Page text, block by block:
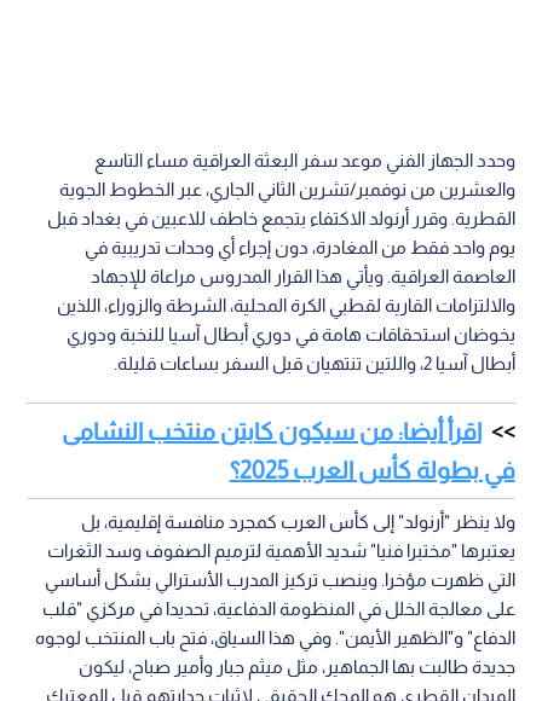
وحدد الجهاز الفني موعد سفر البعثة العراقية مساء التاسع
والعشرين من نوفمبر/تشرين الثاني الجاري، عبر الخطوط الجوية
القطرية. وقرر أرنولد الاكتفاء بتجمع خاطف للاعبين في بغداد قبل
يوم واحد فقط من المغادرة، دون إجراء أي وحدات تدريبية في
العاصمة العراقية. ويأتي هذا القرار المدروس مراعاة للإجهاد
والالتزامات القارية لقطبي الكرة المحلية، الشرطة والزوراء، اللذين
يخوضان استحقاقات هامة في دوري أبطال آسيا للنخبة ودوري
أبطال آسيا 2، واللتين تنتهيان قبل السفر بساعات قليلة.
اقرأ أيضا: من سيكون كابتن منتخب النشامى
في بطولة كأس العرب 2025؟
ولا ينظر "أرنولد" إلى كأس العرب كمجرد منافسة إقليمية، بل
يعتبرها "مختبرا فنيا" شديد الأهمية لترميم الصفوف وسد الثغرات
التي ظهرت مؤخرا. وينصب تركيز المدرب الأسترالي بشكل أساسي
على معالجة الخلل في المنظومة الدفاعية، تحديدا في مركزي "قلب
الدفاع" و"الظهير الأيمن". وفي هذا السياق، فتح باب المنتخب لوجوه
جديدة طالبت بها الجماهير، مثل ميثم جبار وأمير صباح، ليكون
الميدان القطري هو المحك الحقيقي لإثبات جدارتهم قبل المعترك